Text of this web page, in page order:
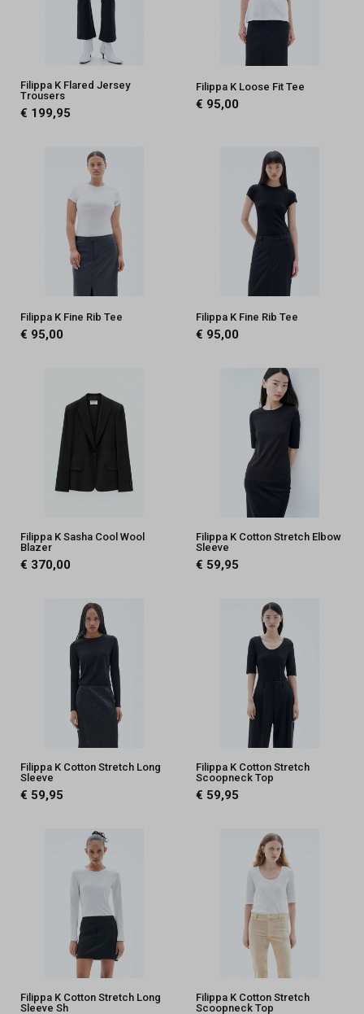
Filippa K Flared Jersey
Trousers
€ 199,95
Filippa K Loose Fit Tee
€ 95,00
Filippa K Fine Rib Tee
€ 95,00
Filippa K Fine Rib Tee
€ 95,00
Filippa K Sasha Cool Wool
Blazer
€ 370,00
Filippa K Cotton Stretch Elbow
Sleeve
€ 59,95
Filippa K Cotton Stretch Long
Sleeve
€ 59,95
Filippa K Cotton Stretch
Scoopneck Top
€ 59,95
Filippa K Cotton Stretch Long
Sleeve Sh
Filippa K Cotton Stretch
Scoopneck Top